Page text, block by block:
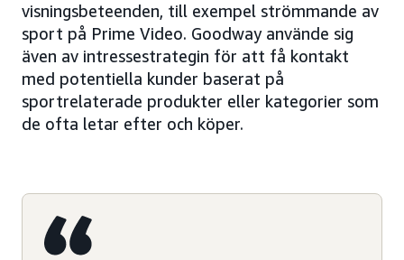
visningsbeteenden, till exempel strömmande av
sport på Prime Video. Goodway använde sig
även av intressestrategin för att få kontakt
med potentiella kunder baserat på
sportrelaterade produkter eller kategorier som
de ofta letar efter och köper.